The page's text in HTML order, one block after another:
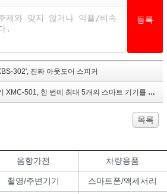
302', 진짜 아웃도어 스피커
한 번에 최대 5개의 스마트 기기를 충전할 수 있는 멀티 충전기!
목록
음향가전 차량용품
촬영/주변기기 스마트폰/액세서리